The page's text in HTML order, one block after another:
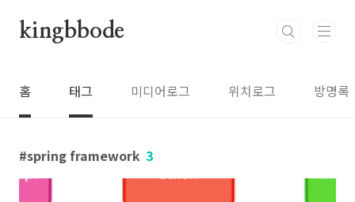
kingbbode
홈 태그 미디어로그 위치로그 방명록
spring framework 3